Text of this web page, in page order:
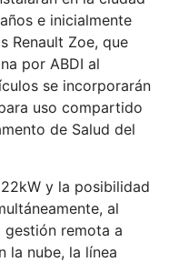
e inicialmente
Renault Zoe, que
por ABDI al
se incorporarán
uso compartido
de Salud del
y la posibilidad
al
remota a
la nube, la línea